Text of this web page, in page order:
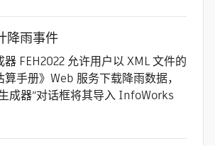
降雨事件
FEH2022 允许用户以 XML 文件的
手册》Web 服务下载降雨数据，
成器”对话框将其导入 InfoWorks